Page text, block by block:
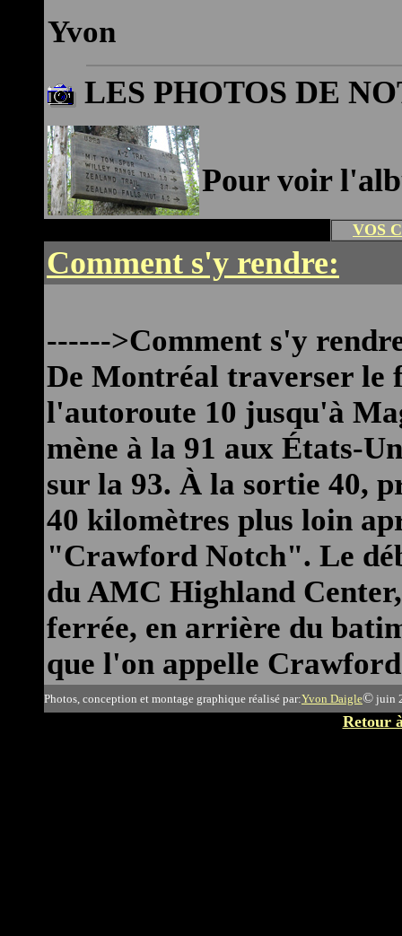
Yvon
LES PHOTOS DE
Pour voir
VOS
Comment s'y rendre:
------>Comment s'y
De Montréal traverser le
l'autoroute 10 jusqu'à
mène à la 91 aux États-
sur la 93. À la sortie 40,
40 kilomètres plus loin
"Crawford Notch". Le
du AMC Highland
ferrée, en arrière du
que l'on appelle
Photos, conception et montage graphique réalisé par:Yvon Daigle© juin
Retour